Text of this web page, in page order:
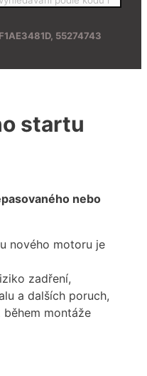
55274743
startu
nebo
nového motoru je
zadření,
a dalších poruch,
montáže